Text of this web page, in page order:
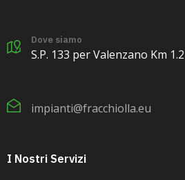
Dove siamo
S.P. 133 per Valenzano Km
impianti@fracchiolla.eu
I Nostri Servizi